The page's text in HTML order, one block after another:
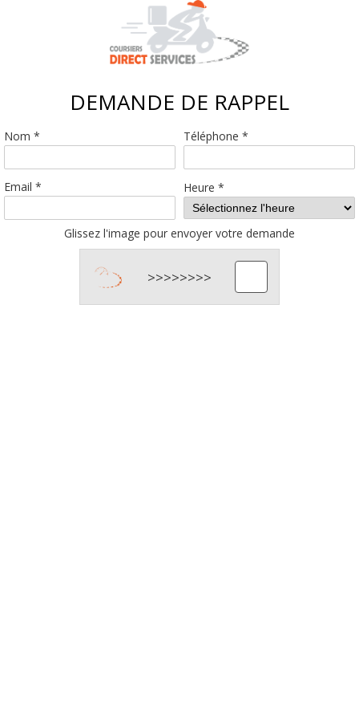
DEMANDE DE RAPPEL
Nom * Téléphone *
Email * Heure *
Glissez l'image pour envoyer votre demande